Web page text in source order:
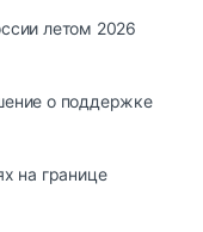
летом 2026
о поддержке
на границе